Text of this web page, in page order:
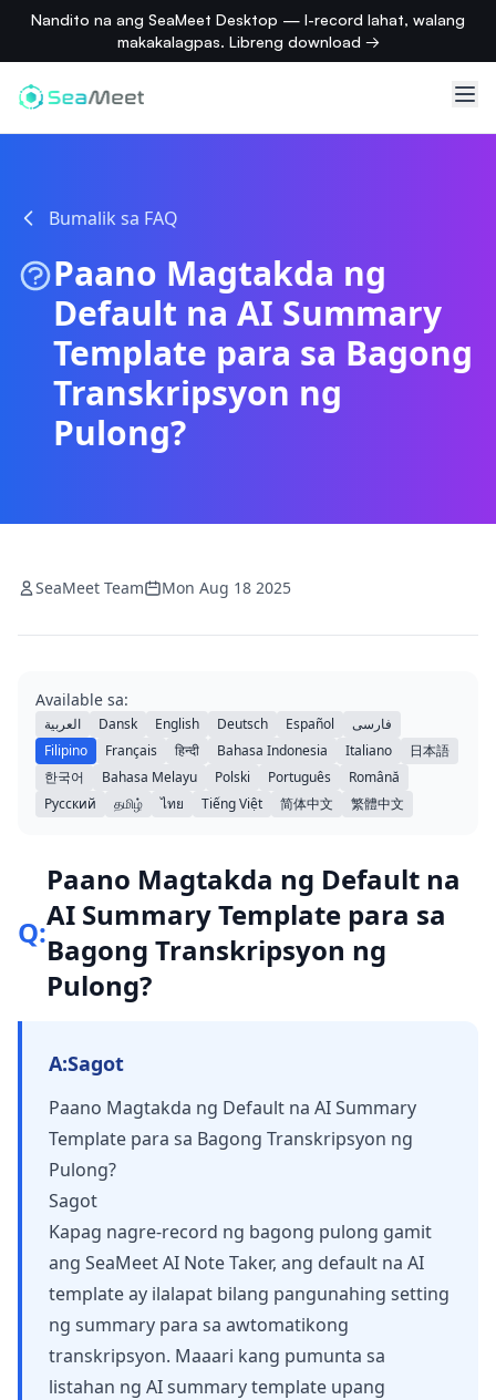
Nandito na ang SeaMeet Desktop — I-record lahat, walang
makakalagpas. Libreng download →
Bumalik sa FAQ
Paano Magtakda ng
Default na AI Summary
Template para sa Bagong
Transkripsyon ng
Pulong?
SeaMeet Team Mon Aug 18 2025
Available sa:
العربية Dansk English Deutsch Español
فارسی
Filipino
Français हिन्दी Bahasa Indonesia Italiano
日本語
한국어
Bahasa Melayu Polski Português
Română
Русский
தமிழ் ไทย Tiếng Việt 简体中文 繁體中文
Q:
Paano Magtakda ng Default na
AI Summary Template para sa
Bagong Transkripsyon ng
Pulong?
A:Sagot
Paano Magtakda ng Default na AI Summary
Template para sa Bagong Transkripsyon ng
Pulong?
Sagot
Kapag nagre-record ng bagong pulong gamit
ang SeaMeet AI Note Taker, ang default na AI
template ay ilalapat bilang pangunahing setting
ng summary para sa awtomatikong
transkripsyon. Maaari kang pumunta sa
listahan ng AI summary template upang